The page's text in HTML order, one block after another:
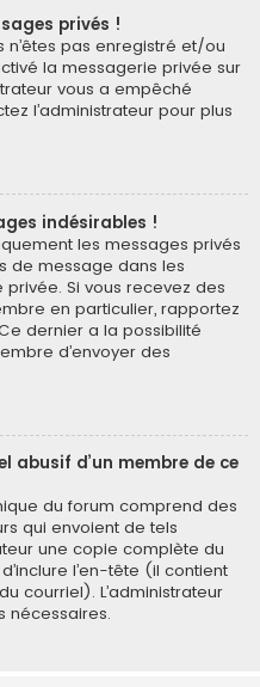
privés !
n’êtes pas enregistré et/ou
la messagerie privée sur
vous a empêché
l’administrateur pour plus
indésirables !
les messages privés
de message dans les
Si vous recevez des
en particulier, rapportez
dernier a la possibilité
d’envoyer des
abusif d’un membre de ce
du forum comprend des
qui envoient de tels
une copie complète du
l’en-tête (il contient
courriel). L’administrateur
nécessaires.